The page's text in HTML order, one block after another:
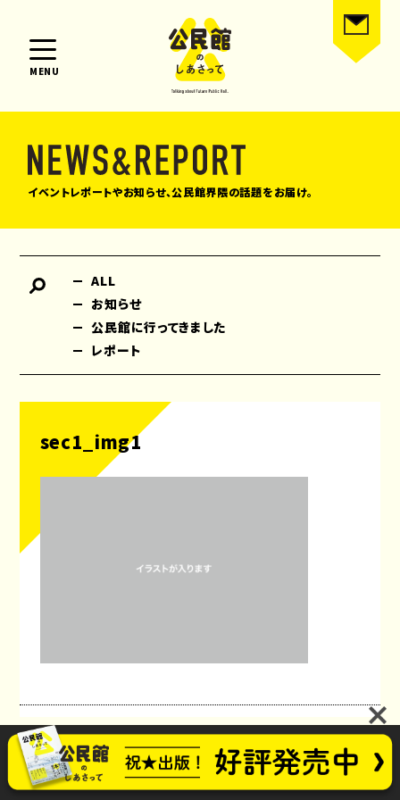
MENU
イベントレポートやお知らせ、公民館界隈の話題をお届け。
ALL
お知らせ
公民館に行ってきました
レポート
sec1_img1
公民館のしあさってプロジェクト お問い合わせ
future_kominkan